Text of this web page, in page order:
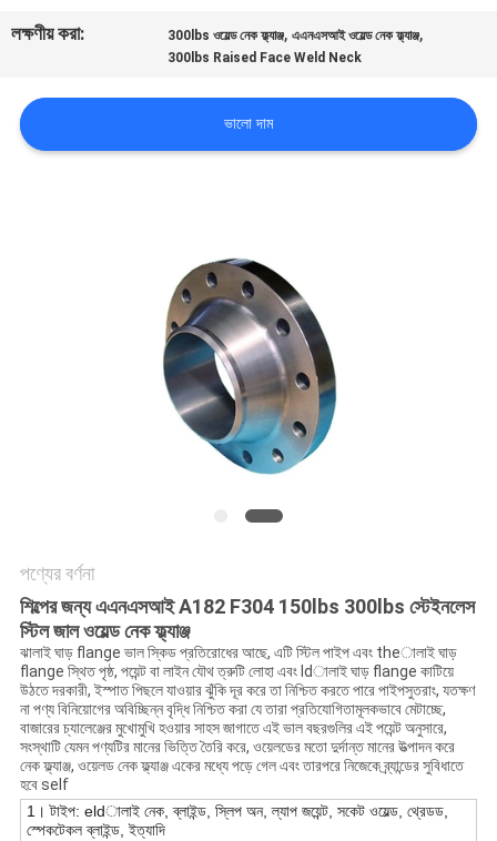
সাথে
যোগাযোগ
গোপনীয়তা
নীতি
লক্ষণীয় করা:
300lbs ওয়েল্ড নেক ফ্ল্যাঞ্জ,এএনএসআই ওয়েল্ড নেক ফ্ল্যাঞ্জ,
300lbs Raised Face Weld Neck
ভালো দাম
পণ্যের বর্ণনা
শিল্পের জন্য এএনএসআই A182 F304 150lbs 300lbs স্টেইনলেস
স্টিল জাল ওয়েল্ড নেক ফ্ল্যাঞ্জ
ঝালাই ঘাড় flange ভাল স্কিড প্রতিরোধের আছে, এটি স্টিল পাইপ এবং theালাই ঘাড়
flange স্থিত পৃষ্ঠ, পয়েন্ট বা লাইন যৌথ ত্রুটি লোহা এবং ldালাই ঘাড় flange কাটিয়ে
উঠতে দরকারী, ইস্পাত পিছলে যাওয়ার ঝুঁকি দূর করে তা নিশ্চিত করতে পারে পাইপসুতরাং, যতক্ষণ
না পণ্য বিনিয়োগের অবিচ্ছিন্ন বৃদ্ধি নিশ্চিত করা যে তারা প্রতিযোগিতামূলকভাবে মেটাচ্ছে,
বাজারের চ্যালেঞ্জের মুখোমুখি হওয়ার সাহস জাগাতে এই ভাল বছরগুলির এই পয়েন্ট অনুসারে,
সংস্থাটি যেমন পণ্যটির মানের ভিত্তি তৈরি করে, ওয়েলডের মতো দুর্দান্ত মানের উত্পাদন করে
নেক ফ্ল্যাঞ্জ, ওয়েলড নেক ফ্ল্যাঞ্জ একের মধ্যে পড়ে গেল এবং তারপরে নিজেকে ব্র্যান্ডের সুবিধাতে
হবে self
1। টাইপ: eldালাই নেক, ব্লাইন্ড, স্লিপ অন, ল্যাপ জয়েন্ট, সকেট ওয়েল্ড, থ্রেডড,
স্পেকটেকল ব্লাইন্ড, ইত্যাদি